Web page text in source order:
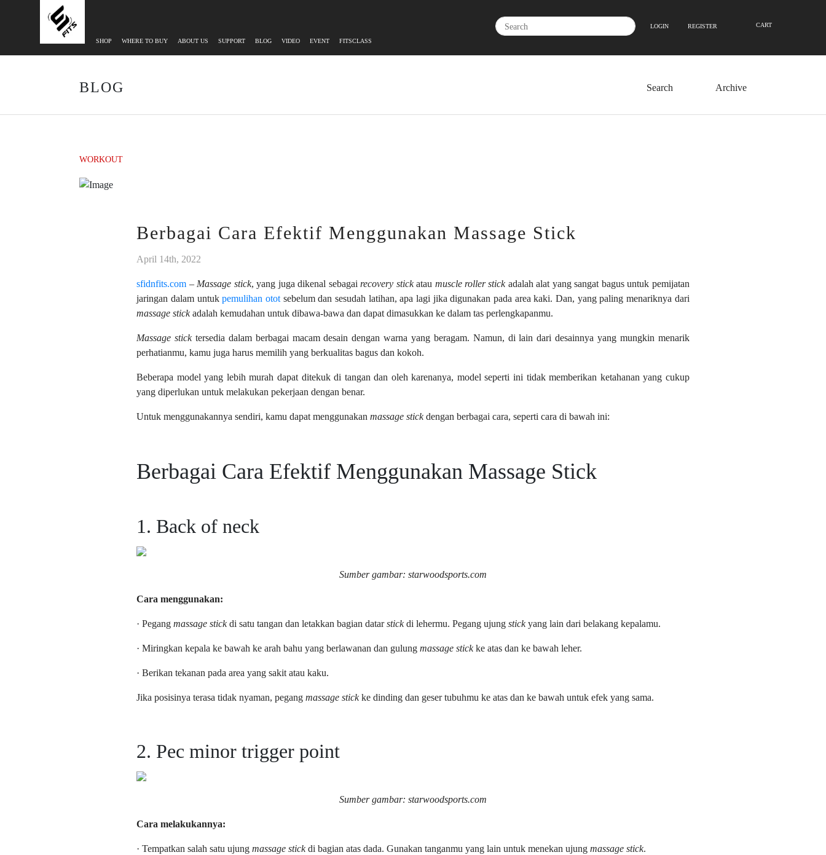
SHOP WHERE TO BUY ABOUT US SUPPORT BLOG VIDEO EVENT FITSCLASS
LOGIN REGISTER CART
BLOG Archive
WORKOUT
Berbagai Cara Efektif Menggunakan Massage Stick
April 14th, 2022
sfidnfits.com – Massage stick, yang juga dikenal sebagairecovery stickatau muscle roller stick adalah alat yang sangat bagus untuk pemijatan
jaringan dalam untukpemulihan ototsebelum dan sesudah latihan, apa lagi jika digunakan pada area kaki. Dan, yang paling menariknya dari
massage stickadalah kemudahan untuk dibawa-bawa dan dapat dimasukkan ke dalam tas perlengkapanmu.
Massage sticktersedia dalam berbagai macam desain dengan warna yang beragam. Namun, di lain dari desainnya yang mungkin menarik
perhatianmu, kamu juga harus memilih yang berkualitas bagus dan kokoh.
Beberapa model yang lebih murah dapat ditekuk di tangan dan oleh karenanya, model seperti ini tidak memberikan ketahanan yang cukup
yang diperlukan untuk melakukan pekerjaan dengan benar.
Untuk menggunakannya sendiri, kamu dapat menggunakanmassage stickdengan berbagai cara, seperti cara di bawah ini:
Berbagai Cara Efektif Menggunakan Massage Stick
1. Back of neck
Sumber gambar: starwoodsports.com
Cara menggunakan:
· Pegangmassage stickdi satu tangan dan letakkan bagian datarstickdi lehermu. Pegang ujungstickyang lain dari belakang kepalamu.
· Miringkan kepala ke bawah ke arah bahu yang berlawanan dan gulungmassage stickke atas dan ke bawah leher.
· Berikan tekanan pada area yang sakit atau kaku.
Jika posisinya terasa tidak nyaman, pegangmassage stickke dinding dan geser tubuhmu ke atas dan ke bawah untuk efek yang sama.
2. Pec minor trigger point
Sumber gambar: starwoodsports.com
Cara melakukannya:
· Tempatkan salah satu ujungmassage stickdi bagian atas dada. Gunakan tanganmu yang lain untuk menekan ujungmassage stick.